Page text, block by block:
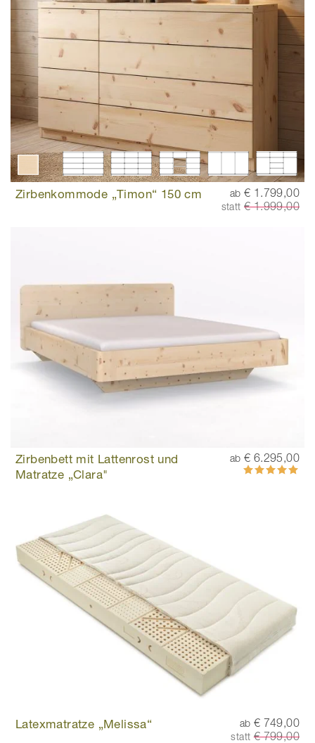
Zirbenkommode „Timon“ 150 cm ab € 1.799,00
statt € 1.999,00
Zirbenbett mit Lattenrost und
Matratze „Clara"
ab € 6.295,00
Bewertung:
100%
Latexmatratze „Melissa“ ab € 749,00
statt€ 799,00